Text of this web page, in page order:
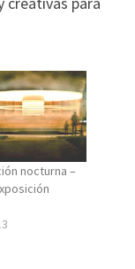
nocturna –